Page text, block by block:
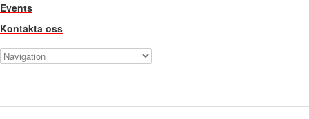
Events
Kontakta oss